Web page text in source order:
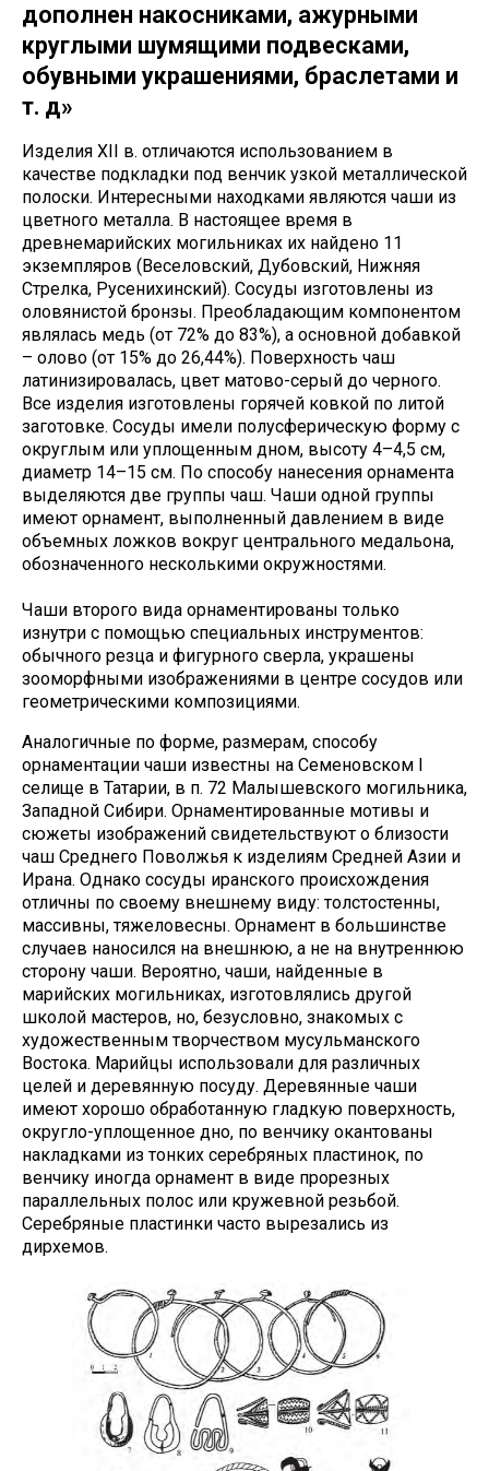
дополнен накосниками, ажурными
круглыми шумящими подвесками,
обувными украшениями, браслетами и
т. д»
Изделия ХII в. отличаются использованием в
качестве подкладки под венчик узкой металлической
полоски. Интересными находками являются чаши из
цветного металла. В настоящее время в
древнемарийских могильниках их найдено 11
экземпляров (Веселовский, Дубовский, Нижняя
Стрелка, Русенихинский). Сосуды изготовлены из
оловянистой бронзы. Преобладающим компонентом
являлась медь (от 72% до 83%), а основной добавкой
– олово (от 15% до 26,44%). Поверхность чаш
латинизировалась, цвет матово-серый до черного.
Все изделия изготовлены горячей ковкой по литой
заготовке. Сосуды имели полусферическую форму с
округлым или уплощенным дном, высоту 4–4,5 см,
диаметр 14–15 см. По способу нанесения орнамента
выделяются две группы чаш. Чаши одной группы
имеют орнамент, выполненный давлением в виде
объемных ложков вокруг центрального медальона,
обозначенного несколькими окружностями.
Чаши второго вида орнаментированы только
изнутри с помощью специальных инструментов:
обычного резца и фигурного сверла, украшены
зооморфными изображениями в центре сосудов или
геометрическими композициями.
Аналогичные по форме, размерам, способу
орнаментации чаши известны на Семеновском I
селище в Татарии, в п. 72 Малышевского могильника,
Западной Сибири. Орнаментированные мотивы и
сюжеты изображений свидетельствуют о близости
чаш Среднего Поволжья к изделиям Средней Азии и
Ирана. Однако сосуды иранского происхождения
отличны по своему внешнему виду: толстостенны,
массивны, тяжеловесны. Орнамент в большинстве
случаев наносился на внешнюю, а не на внутреннюю
сторону чаши. Вероятно, чаши, найденные в
марийских могильниках, изготовлялись другой
школой мастеров, но, безусловно, знакомых с
художественным творчеством мусульманского
Востока. Марийцы использовали для различных
целей и деревянную посуду. Деревянные чаши
имеют хорошо обработанную гладкую поверхность,
округло-уплощенное дно, по венчику окантованы
накладками из тонких серебряных пластинок, по
венчику иногда орнамент в виде прорезных
параллельных полос или кружевной резьбой.
Серебряные пластинки часто вырезались из
дирхемов.